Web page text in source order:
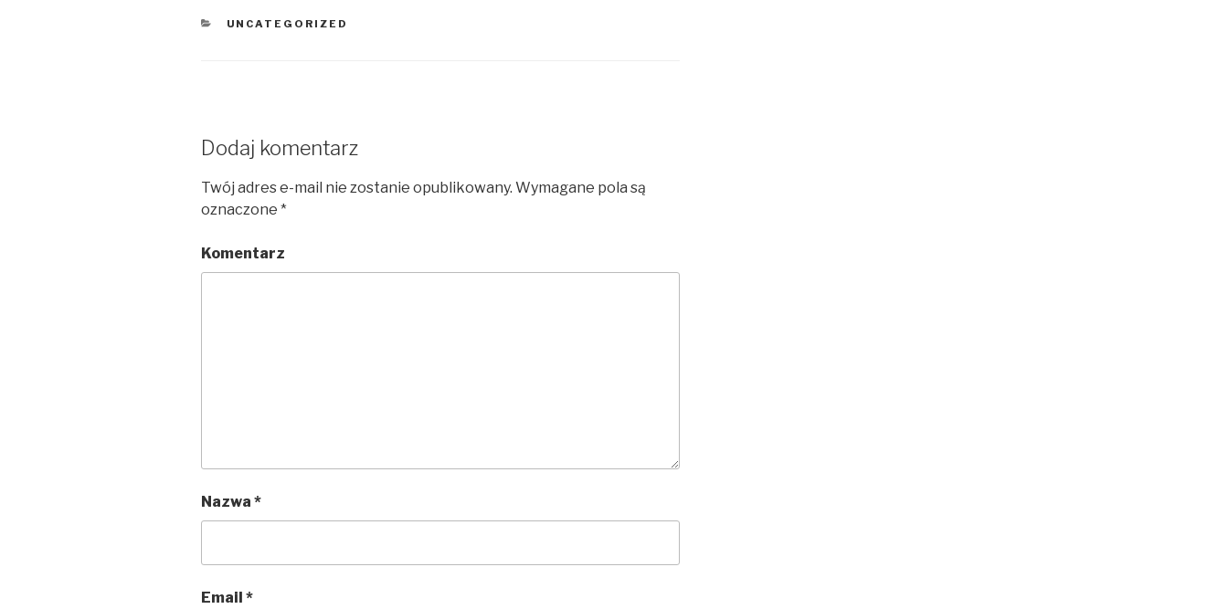
KATEGORIE
UNCATEGORIZED
Dodaj komentarz
Twój adres e-mail nie zostanie opublikowany. Wymagane pola są
oznaczone *
Komentarz
Nazwa *
Email *